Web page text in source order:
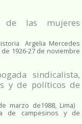
de las mujeres
Argelia Mercedes
1926-27 de noviembre
sindicalista,
y de políticos de
marzo de1988, Lima)
de campesinos y de